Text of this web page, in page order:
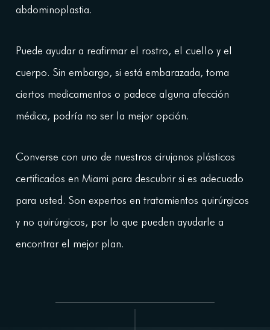
abdominoplastia.
Puede ayudar a reafirmar el rostro, el cuello y el
cuerpo. Sin embargo, si está embarazada, toma
ciertos medicamentos o padece alguna afección
médica, podría no ser la mejor opción.
Converse con uno de nuestros cirujanos plásticos
certificados en Miami para descubrir si es adecuado
para usted. Son expertos en tratamientos quirúrgicos
y no quirúrgicos, por lo que pueden ayudarle a
encontrar el mejor plan.